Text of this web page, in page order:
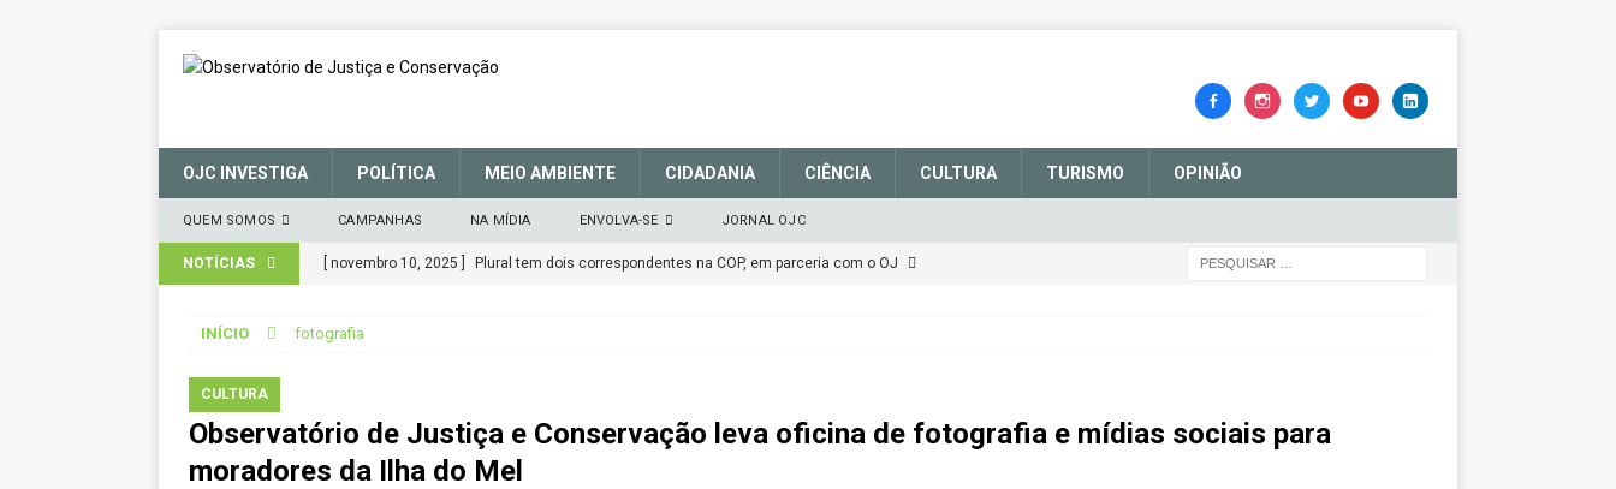
OJC INVESTIGA POLÍTICA MEIO AMBIENTE CIDADANIA CIÊNCIA CULTURA TURISMO OPINIÃO
QUEM SOMOS CAMPANHAS NA MÍDIA ENVOLVA-SE JORNAL OJC
NOTÍCIAS [ novembro 10, 2025 ] Plural tem dois correspondentes na COP, em parceria com o OJ
[ março 27, 2025 ]
[ janeiro 22, 2025 ] Parceria fortalece a sinalização no Parque Nacional de São Joaquim
CIDADANIA
INÍCIO fotografia
CULTURA
Observatório de Justiça e Conservação leva oficina de fotografia e mídias sociais para
moradores da Ilha do Mel